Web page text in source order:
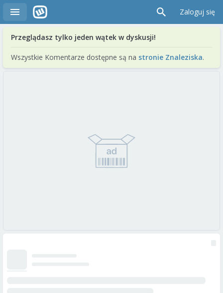
Zaloguj się
Przeglądasz tylko jeden wątek w dyskusji!
Wszystkie Komentarze dostępne są na stronie Znaleziska.